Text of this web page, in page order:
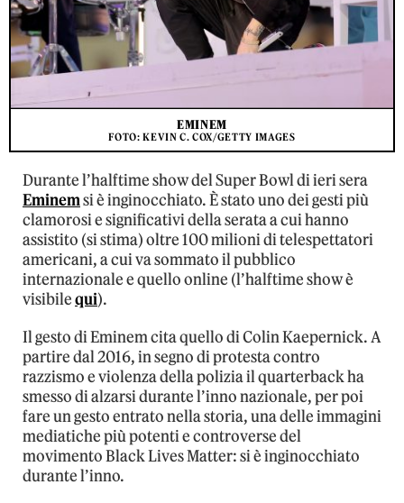
EMINEM
FOTO: KEVIN C. COX/GETTY IMAGES
Durante l’halftime show del Super Bowl di ieri sera
Eminemsi è inginocchiato. È stato uno dei gesti più
clamorosi e significativi della serata a cui hanno
assistito (si stima) oltre 100 milioni di telespettatori
americani, a cui va sommato il pubblico
internazionale e quello online (l’halftime show è
visibilequi).
Il gesto di Eminem cita quello di Colin Kaepernick. A
partire dal 2016, in segno di protesta contro
razzismo e violenza della polizia il quarterback ha
smesso di alzarsi durante l’inno nazionale, per poi
fare un gesto entrato nella storia, una delle immagini
mediatiche più potenti e controverse del
movimento Black Lives Matter: si è inginocchiato
durante l’inno.